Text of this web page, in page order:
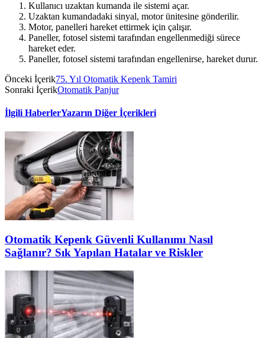
Kullanıcı uzaktan kumanda ile sistemi açar.
Uzaktan kumandadaki sinyal, motor ünitesine gönderilir.
Motor, panelleri hareket ettirmek için çalışır.
Paneller, fotosel sistemi tarafından engellenmediği sürece
hareket eder.
Paneller, fotosel sistemi tarafından engellenirse, hareket durur.
Önceki İçerik75. Yıl Otomatik Kepenk Tamiri
Sonraki İçerikOtomatik Panjur
İlgili HaberlerYazarın Diğer İçerikleri
Otomatik Kepenk Güvenli Kullanımı Nasıl
Sağlanır? Sık Yapılan Hatalar ve Riskler